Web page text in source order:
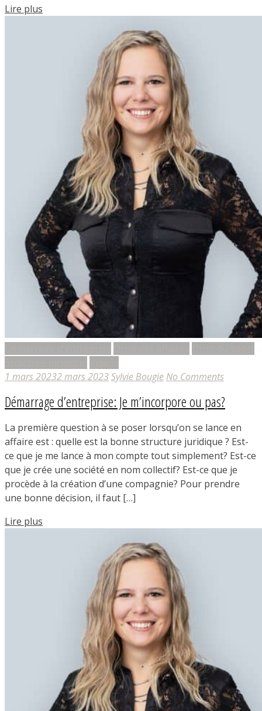
Lire plus
1 mars 20232 mars 2023Sylvie Bougie No Comments
Démarrage d’entreprise: Je m’incorpore ou pas?
La première question à se poser lorsqu’on se lance en
affaire est : quelle est la bonne structure juridique ? Est-
ce que je me lance à mon compte tout simplement? Est-ce
que je crée une société en nom collectif? Est-ce que je
procède à la création d’une compagnie? Pour prendre
une bonne décision, il faut […]
Lire plus